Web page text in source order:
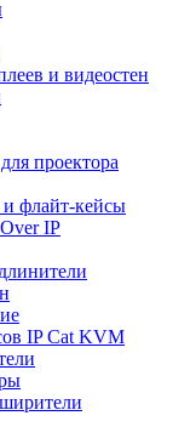
и видеостен
проектора
флайт-кейсы
IP
IP Cat KVM